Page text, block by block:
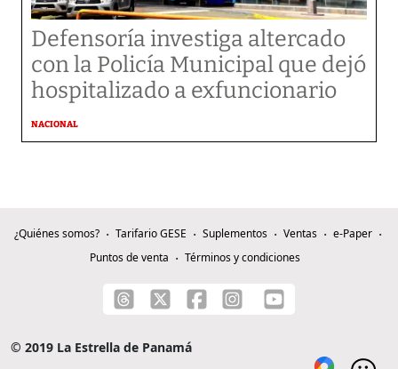
Defensoría investiga altercado
con la Policía Municipal que dejó
hospitalizado a exfuncionario
NACIONAL
¿Quiénes somos? Tarifario GESE Suplementos Ventas
e-Paper
Puntos de venta
Términos y condiciones
© 2019 La Estrella de Panamá